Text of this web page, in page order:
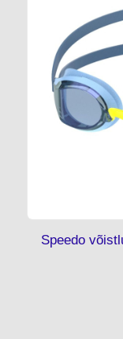
Speedo